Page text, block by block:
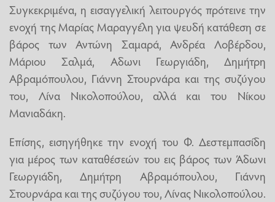
Συγκεκριμένα, η εισαγγελική λειτουργός πρότεινε την
ενοχή της Μαρίας Μαραγγέλη για ψευδή κατάθεση σε
βάρος των Αντώνη Σαμαρά, Ανδρέα Λοβέρδου,
Μάριου Σαλμά, Αδωνι Γεωργιάδη, Δημήτρη
Αβραμόπουλου, Γιάννη Στουρνάρα και της συζύγου
του, Λίνα Νικολοπούλου, αλλά και του Νίκου
Μανιαδάκη.
Επίσης, εισηγήθηκε την ενοχή του Φ. Δεστεμπασίδη
για μέρος των καταθέσεών του εις βάρος των Άδωνι
Γεωργιάδη, Δημήτρη Αβραμόπουλου, Γιάννη
Στουρνάρα και της συζύγου του, Λίνας Νικολοπούλου.